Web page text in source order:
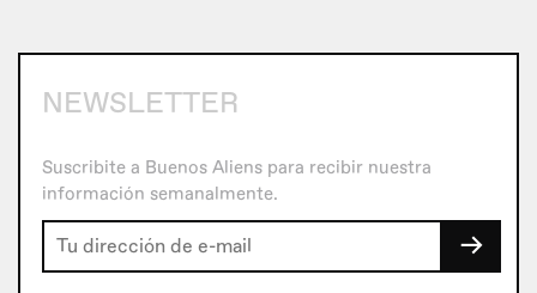
NEWSLETTER
Suscribite a Buenos Aliens para recibir nuestra
información semanalmente.
→